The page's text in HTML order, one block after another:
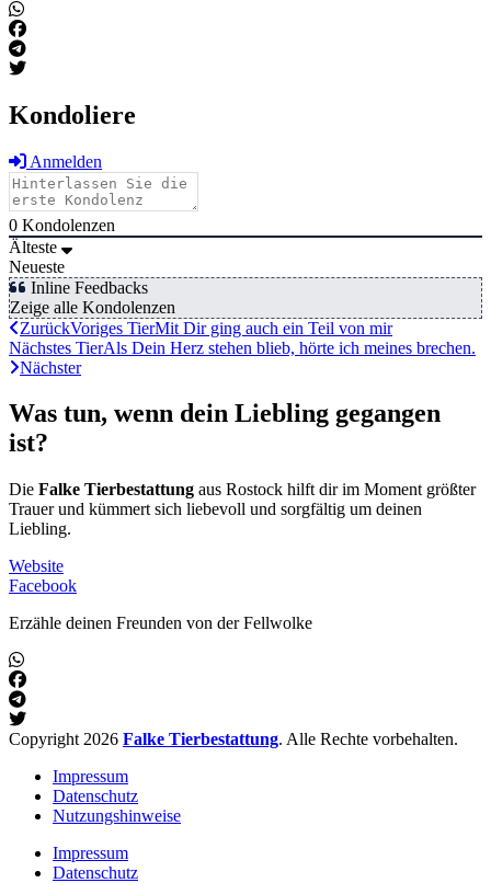
Kondoliere
Anmelden
0 Kondolenzen
Älteste
Neueste
Inline Feedbacks
Zeige alle Kondolenzen
ZurückVoriges TierMit Dir ging auch ein Teil von mir
Nächstes TierAls Dein Herz stehen blieb, hörte ich meines brechen.
Nächster
Was tun, wenn dein Liebling gegangen
ist?
Die Falke Tierbestattung aus Rostock hilft dir im Moment größter
Trauer und kümmert sich liebevoll und sorgfältig um deinen
Liebling.
Website
Facebook
Erzähle deinen Freunden von der Fellwolke
Copyright 2026 Falke Tierbestattung. Alle Rechte vorbehalten.
Impressum
Datenschutz
Nutzungshinweise
Impressum
Datenschutz